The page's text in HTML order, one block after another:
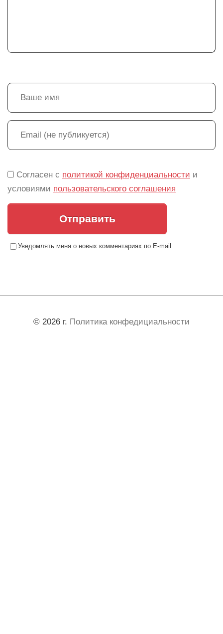
Согласен с политикой конфиденциальности и
условиями пользовательского соглашения
Отправить
Уведомлять меня о новых комментариях по E-mail
© 2026 г. Политика конфедициальности